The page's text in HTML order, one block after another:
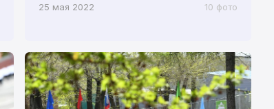
25 мая 2022 10 фото